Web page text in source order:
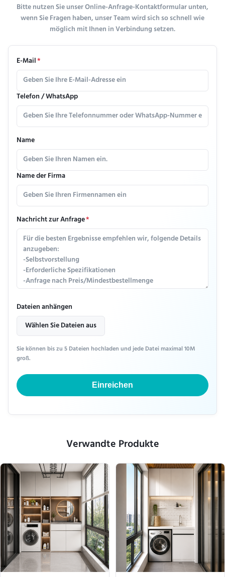
Bitte nutzen Sie unser Online-Anfrage-Kontaktformular unten,
wenn Sie Fragen haben, unser Team wird sich so schnell wie
möglich mit Ihnen in Verbindung setzen.
E-Mail*
Telefon / WhatsApp
Name
Name der Firma
Nachricht zur Anfrage*
Dateien anhängen
Wählen Sie Dateien aus
Sie können bis zu 5 Dateien hochladen und jede Datei maximal 10M
groß.
Einreichen
Verwandte Produkte